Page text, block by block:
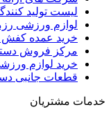
لیست تولید
لوازم ورزشی
خرید عمده
مرکز فروش
خرید لوازم
قطعات جانبی
خدمات مشتریان